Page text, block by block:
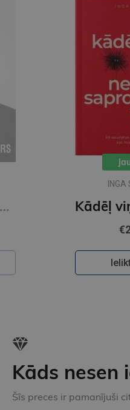
Esi noderīgs. 7 padomi dzīvei
Kāds nesen
Šīs preces ir pamanījuši